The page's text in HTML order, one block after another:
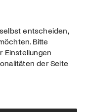
entscheiden,
Bitte
Einstellungen
der Seite